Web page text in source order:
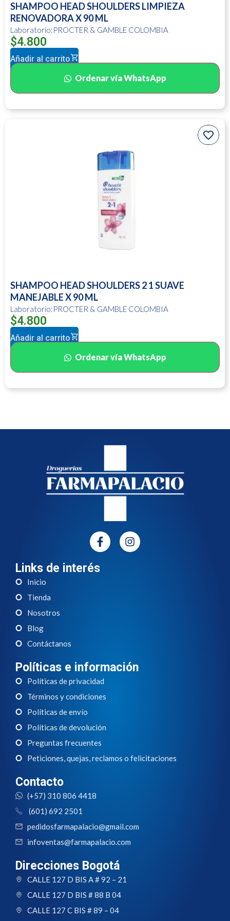
SHAMPOO HEAD SHOULDERS LIMPIEZA
RENOVADORA X 90 ML
Laboratorio:PROCTER & GAMBLE COLOMBIA
$4.800
Añadir al carrito
Ordenar vía WhatsApp
SHAMPOO HEAD SHOULDERS 2 1 SUAVE
MANEJABLE X 90 ML
Laboratorio:PROCTER & GAMBLE COLOMBIA
$4.800
Añadir al carrito
Ordenar vía WhatsApp
Links de interés
Inicio
Tienda
Nosotros
Blog
Contáctanos
Políticas e información
Políticas de privacidad
Términos y condiciones
Políticas de envío
Políticas de devolución
Preguntas frecuentes
Peticiones, quejas, reclamos o felicitaciones
Contacto
(+57) 310 806 4418
(601) 692 2501
pedidosfarmapalacio@gmail.com
infoventas@farmapalacio.com
Direcciones Bogotá
CALLE 127 D BIS A # 92 – 21
CALLE 127 D BIS # 88 B 04
CALLE 127 C BIS # 89 – 04